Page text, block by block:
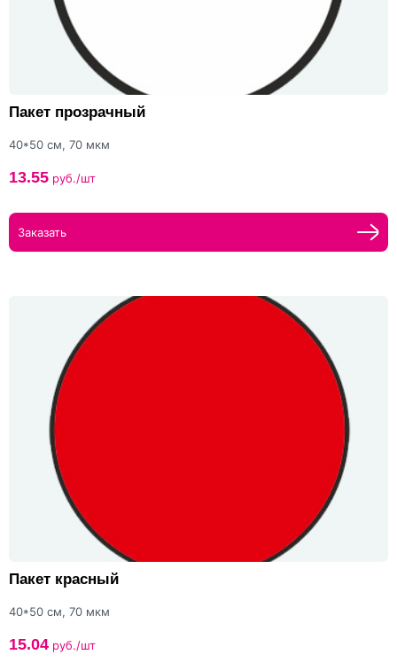
Пакет прозрачный
40*50 см, 70 мкм
13.55 руб./шт
Заказать
Пакет красный
40*50 см, 70 мкм
15.04 руб./шт